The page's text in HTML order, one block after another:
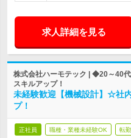
求人詳細を見る
株式会社ハーモテック | ◆20～40
スキルアップ！
未経験歓迎【機械設計】☆社
プ！
正社員 職種・業種未経験OK 転